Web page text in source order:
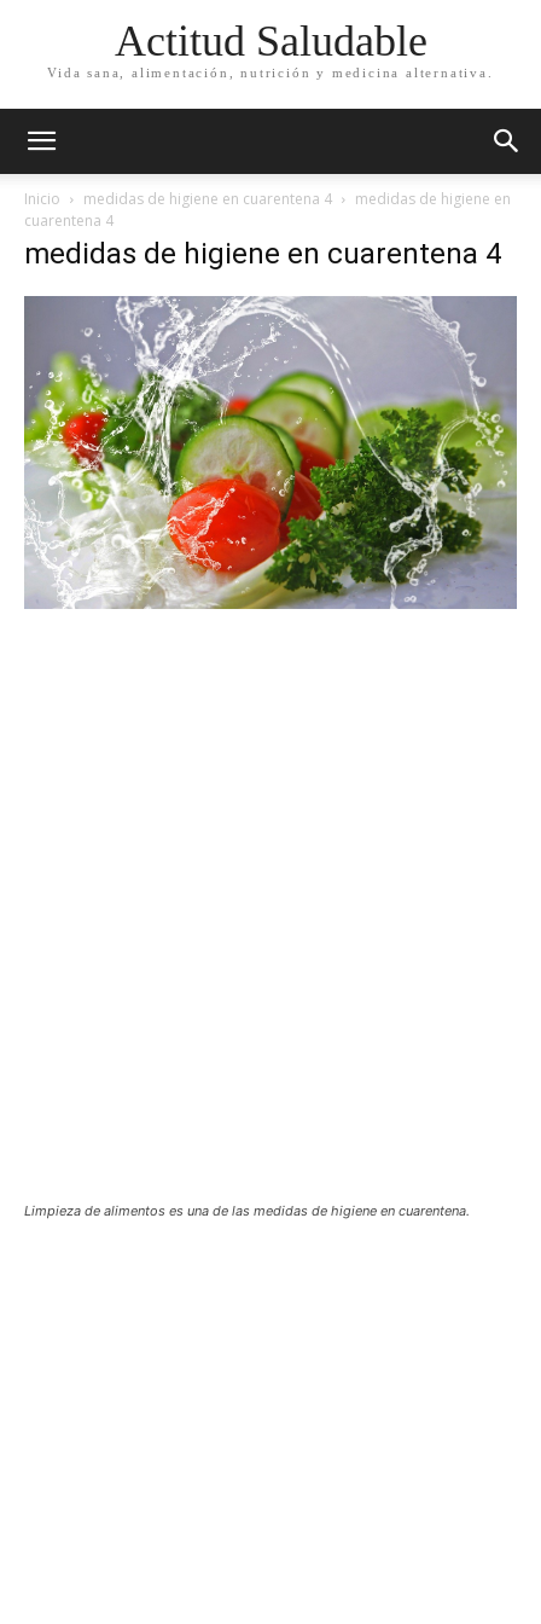
Actitud Saludable
Vida sana, alimentación, nutrición y medicina alternativa.
Inicio medidas de higiene en cuarentena 4
medidas de higiene en
cuarentena 4
medidas de higiene en cuarentena 4
Limpieza de alimentos es una de las medidas de higiene en cuarentena.